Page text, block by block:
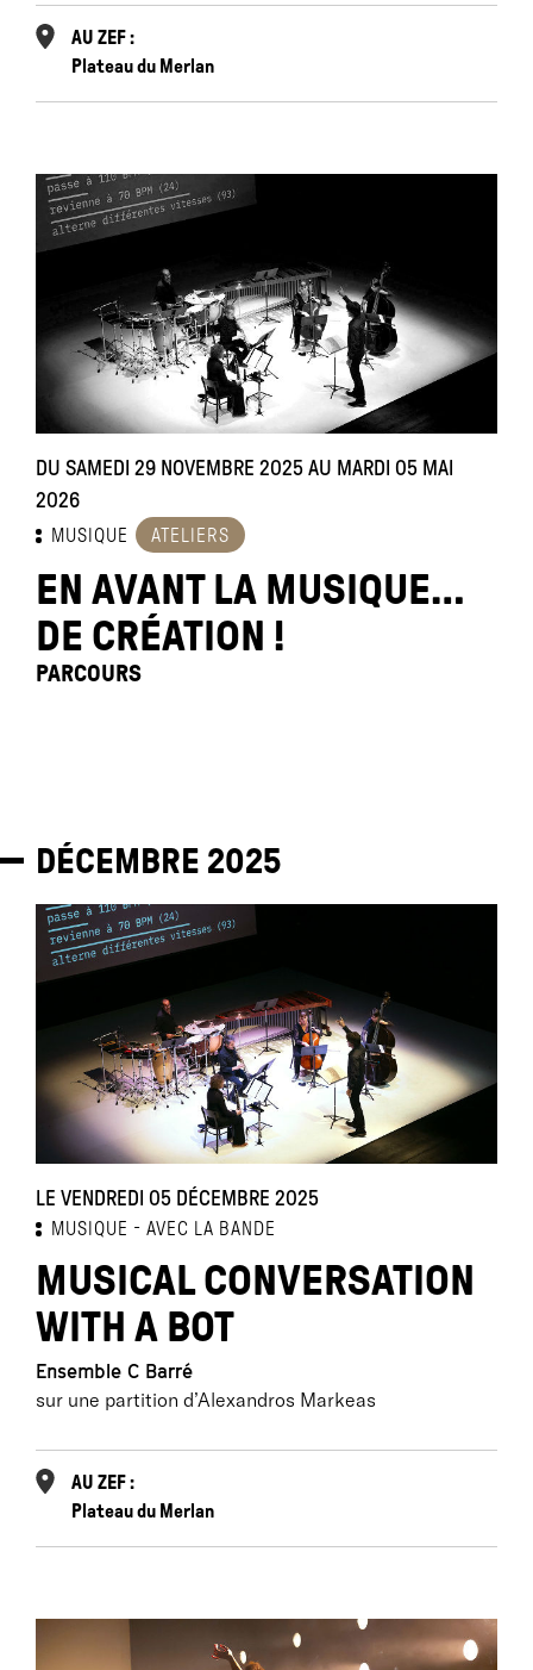
AU ZEF :
Plateau du Merlan
DU SAMEDI 29 NOVEMBRE 2025 AU MARDI 05 MAI
2026
MUSIQUE ATELIERS
EN AVANT LA MUSIQUE…
DE CRÉATION !
PARCOURS
DÉCEMBRE 2025
LE VENDREDI 05 DÉCEMBRE 2025
MUSIQUE AVEC LA BANDE
MUSICAL CONVERSATION
WITH A BOT
Ensemble C Barré
sur une partition d’Alexandros Markeas
AU ZEF :
Plateau du Merlan